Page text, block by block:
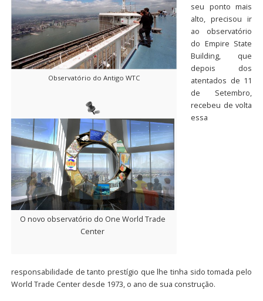
Observatório do Antigo WTC
O novo observatório do One World Trade
Center
seu ponto mais
alto, precisou ir
ao observatório
do Empire State
Building, que
depois dos
atentados de 11
de Setembro,
recebeu de volta
essa
responsabilidade de tanto prestígio que lhe tinha sido tomada pelo
World Trade Center desde 1973, o ano de sua construção.